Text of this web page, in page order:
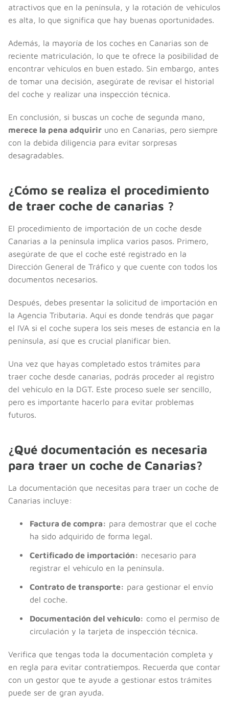
atractivos que en la península, y la rotación de vehículos
es alta, lo que significa que hay buenas oportunidades.
Además, la mayoría de los coches en Canarias son de
reciente matriculación, lo que te ofrece la posibilidad de
encontrar vehículos en buen estado. Sin embargo, antes
de tomar una decisión, asegúrate de revisar el historial
del coche y realizar una inspección técnica.
En conclusión, si buscas un coche de segunda mano,
merece la pena adquirir uno en Canarias, pero siempre
con la debida diligencia para evitar sorpresas
desagradables.
¿Cómo se realiza el procedimiento
de traer coche de canarias ?
El procedimiento de importación de un coche desde
Canarias a la península implica varios pasos. Primero,
asegúrate de que el coche esté registrado en la
Dirección General de Tráfico y que cuente con todos los
documentos necesarios.
Después, debes presentar la solicitud de importación en
la Agencia Tributaria. Aquí es donde tendrás que pagar
el IVA si el coche supera los seis meses de estancia en la
península, así que es crucial planificar bien.
Una vez que hayas completado estos trámites para
traer coche desde canarias, podrás proceder al registro
del vehículo en la DGT. Este proceso suele ser sencillo,
pero es importante hacerlo para evitar problemas
futuros.
¿Qué documentación es necesaria
para traer un coche de Canarias?
La documentación que necesitas para traer un coche de
Canarias incluye:
Factura de compra: para demostrar que el coche
ha sido adquirido de forma legal.
Certificado de importación: necesario para
registrar el vehículo en la península.
Contrato de transporte: para gestionar el envío
del coche.
Documentación del vehículo: como el permiso de
circulación y la tarjeta de inspección técnica.
Verifica que tengas toda la documentación completa y
en regla para evitar contratiempos. Recuerda que contar
con un gestor que te ayude a gestionar estos trámites
puede ser de gran ayuda.